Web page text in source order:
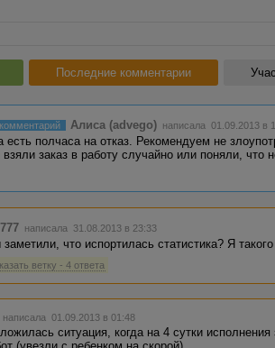
Последние комментарии
Алиса (advego) написала 01.09.2013 в
есть полчаса на отказ. Рекомендуем не
заказ в работу случайно или поняли, что
написала 31.08.2013 в 23:33
что испортилась статистика? Я
ветку - 4 ответа
написала 01.09.2013 в 01:48
ситуация, когда на 4 сутки исполнения